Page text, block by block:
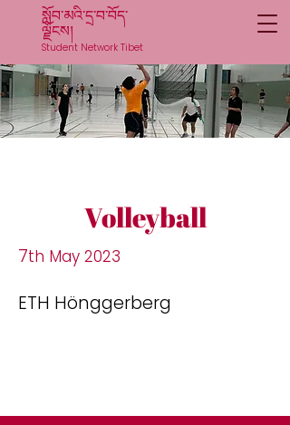
སློབ་མའི་དྲ་བ་བོད་
ལྗོངས།
Student Network Tibet
Volleyball
7th May 2023
ETH Hönggerberg